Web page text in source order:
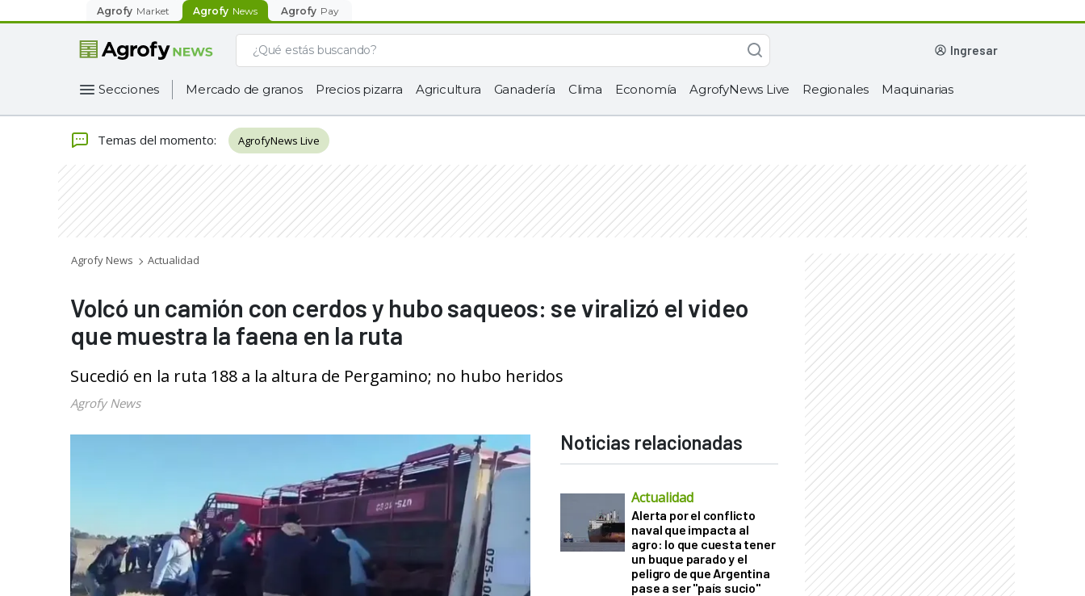
Agrofy Market Agrofy News Agrofy Pay
ingresar
Secciones Mercado de granos Precios pizarra Agricultura Ganadería Clima Economía AgrofyNews Live Regionales Maquinarias
Temas del momento: AgrofyNews Live
Agrofy News Actualidad
Volcó un camión con cerdos y hubo saqueos: se viralizó el video
que muestra la faena en la ruta
Sucedió en la ruta 188 a la altura de Pergamino; no hubo heridos
Agrofy News
Noticias relacionadas
Actualidad
Alerta por el conflicto
naval que impacta al
agro: lo que cuesta tener
un buque parado y el
peligro de que Argentina
pase a ser "país sucio"